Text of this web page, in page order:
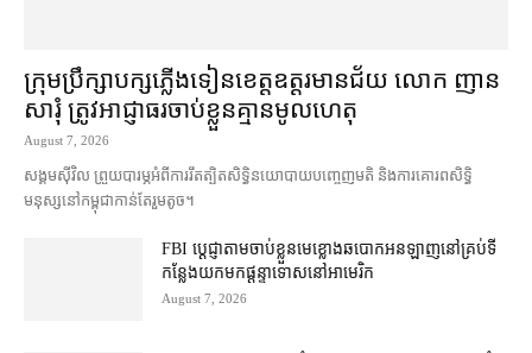
ក្រុមប្រឹក្សា​បក្ស​ភ្លើងទៀន​ខេត្ត​ឧត្ដរមានជ័យ លោក ញាន
សារុំ ត្រូវ​អាជ្ញាធរ​ចាប់ខ្លួន​គ្មាន​មូលហេតុ
August 7, 2026
សង្គម​ស៊ីវិល ព្រួយបារម្ភ​អំពី​ការ​រឹតត្បិត​សិទ្ធិ​នយោបាយ​បញ្ចេញមតិ និង​ការគោរព​សិទ្ធិ
មនុស្ស​នៅ​កម្ពុជា​កាន់តែ​រួម​តូច។
FBI ប្ដេជ្ញា​តាម​ចាប់ខ្លួន​មេខ្លោង​ឆបោក​អនឡាញ​នៅ​គ្រប់​ទី
កន្លែង​យក​មក​ផ្ដន្ទាទោស​នៅ​អាមេរិក
August 7, 2026